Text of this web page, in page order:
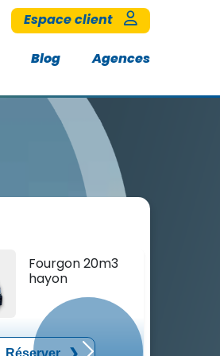
Espace client
Blog Agences
Fourgon 20m3
hayon